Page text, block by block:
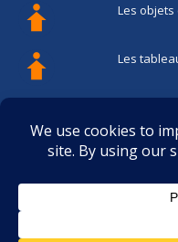
Les objets
Les
Les
(C) Copyright
Privacy & Cookies: This site
website, you agree to their